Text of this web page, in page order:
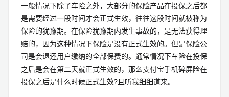
一般情况下除了车险之外，大部分的保险产品在投保之后都
是需要经过一段时间才会正式生效，往往这段时间就被称为
保险的犹豫期。在保险犹豫期内发生事故的，是无法获得理
赔的，因为这种情况下保险是没有正式生效的。但是保险公
司是会退还用户缴纳的全部保费的。通常情况下车险在投保
之后是会在第二天就正式生效的，那么支付宝手机碎屏险在
投保之后是什么时候正式生效?且听我细细道来。